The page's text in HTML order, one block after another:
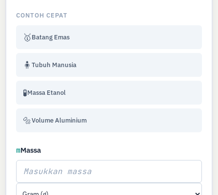
CONTOH CEPAT
🥇Batang Emas
🧍Tubuh Manusia
🧪Massa Etanol
🔩Volume Aluminium
mMassa